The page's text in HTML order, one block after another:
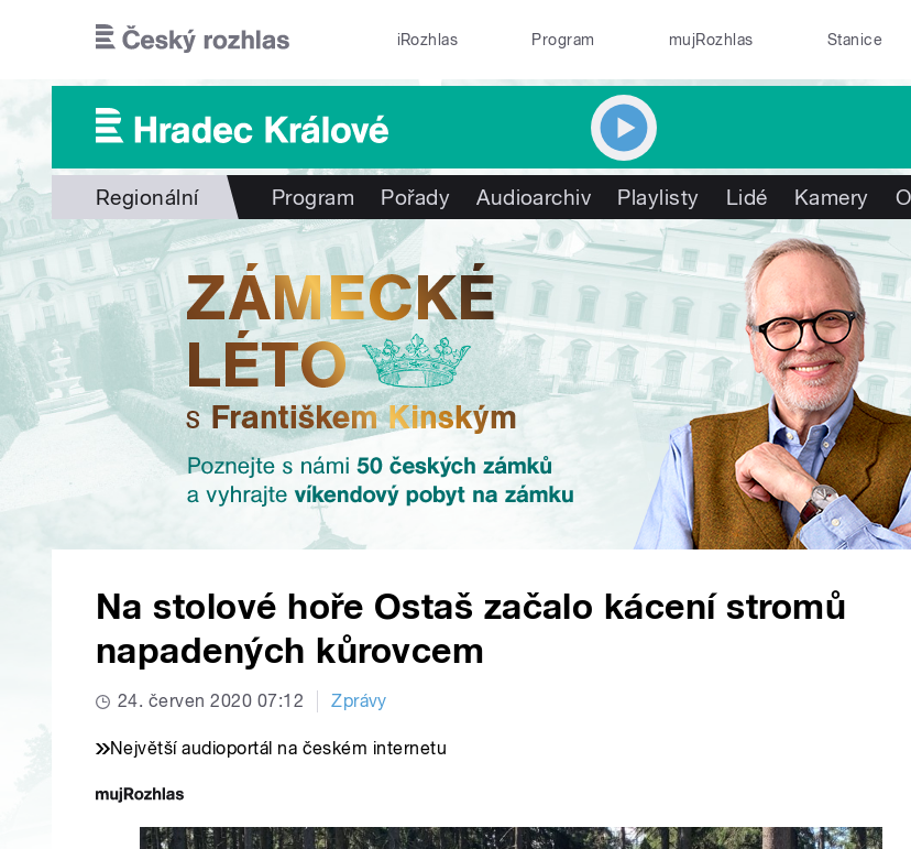
iRozhlas Program mujRozhlas Stanice
Regionální Program Pořady Audioarchiv Playlisty Lidé Kamery
Na stolové hoře Ostaš začalo kácení stromů
napadených kůrovcem
24. červen 2020 07:12 Zprávy
Největší audioportál na českém internetu